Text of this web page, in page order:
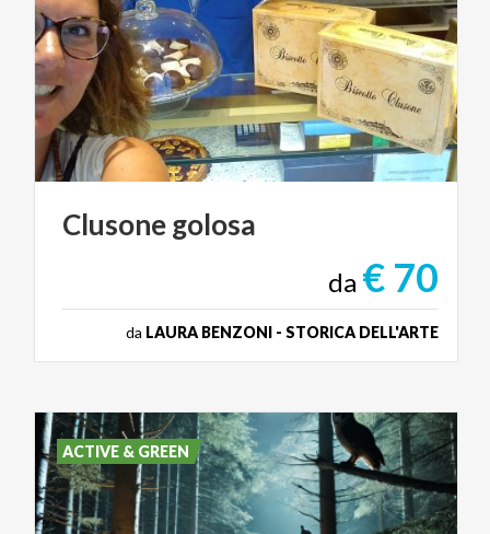
Clusonegolosa
da € 70
da LAURA BENZONI - STORICA DELL'ARTE
ACTIVE & GREEN